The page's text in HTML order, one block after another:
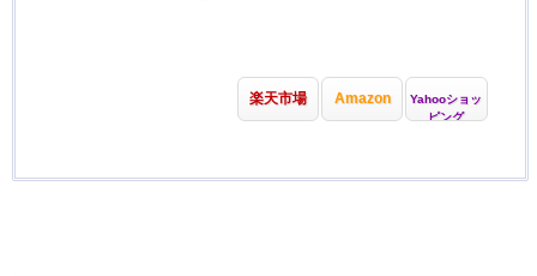
楽天市場 Amazon
Yahooショッ
ピング